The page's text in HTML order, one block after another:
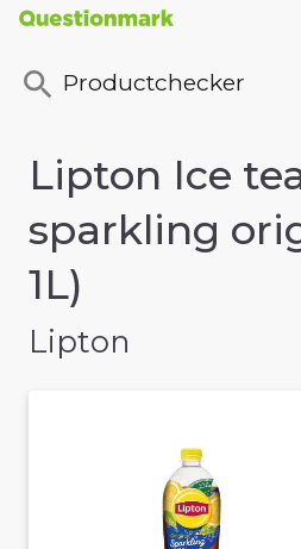
Productchecker
Lipton Ice
sparkling
1L)
Lipton